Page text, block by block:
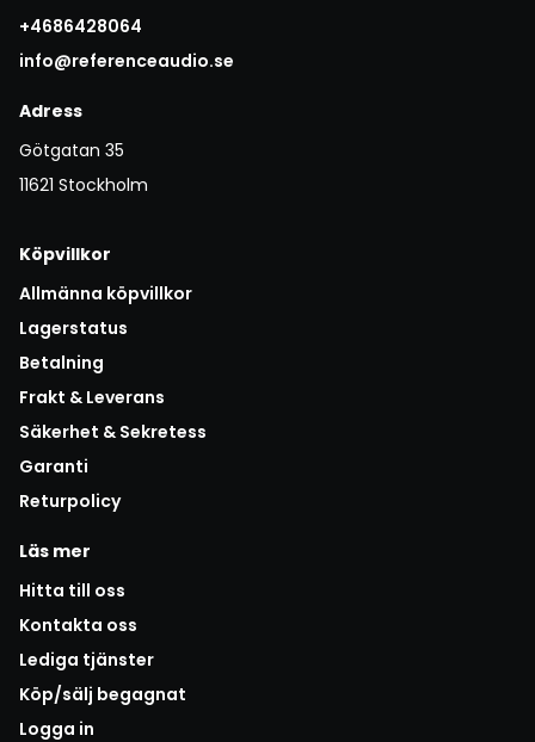
+4686428064
info@referenceaudio.se
Adress
Götgatan 35
11621 Stockholm
Köpvillkor
Allmänna köpvillkor
Lagerstatus
Betalning
Frakt & Leverans
Säkerhet & Sekretess
Garanti
Returpolicy
Läs mer
Hitta till oss
Kontakta oss
Lediga tjänster
Köp/sälj begagnat
Logga in